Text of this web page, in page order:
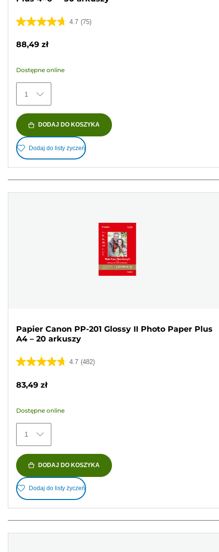
4.7 (75)
4.7
5
75
Recenzji
88,49 zł
Dostępne online
1
DODAJ DO KOSZYKA
Dodaj do listy życzeń
Papier Canon PP-201 Glossy II Photo Paper Plus
A4 – 20 arkuszy
4.7 (482)
4.7
5
482
Recenzji
83,49 zł
Dostępne online
1
DODAJ DO KOSZYKA
Dodaj do listy życzeń